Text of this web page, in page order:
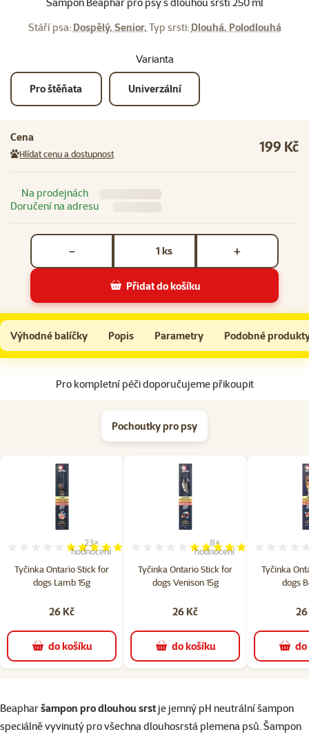
Stáří psa: Dospělý, Senior, Typ srsti: Dlouhá, Polodlouhá
Varianta
Pro štěňata Univerzální
Cena
Hlídat cenu a dostupnost 199 Kč
Na prodejnách
Doručení na adresu
ks
− +
Přidat do košíku
Šampon Beaphar pro psy s dlouhou srstí 250 ml
Do košíku
Výhodné balíčky Popis Parametry Podobné
Na začátek stránky
Pro kompletní péči doporučujeme přikoupit
Pochoutky pro psy
Tyčinka Ontario Stick for
dogs Lamb 15g
Hodnocení 97%, počet hodnocení: 23
23×
hodnocení
26 Kč
do košíku
Tyčinka Ontario Stick for
dogs Venison 15g
Hodnocení 100%, počet
8×
hodnocení
26 Kč
do košíku
Tyčinka
dogs
superzoo.product.detail.content
Beapharšampon pro dlouhou srstje jemný pH neutrální šampon
speciálně vyvinutý pro všechna dlouhosrstá plemena psů. Šampon